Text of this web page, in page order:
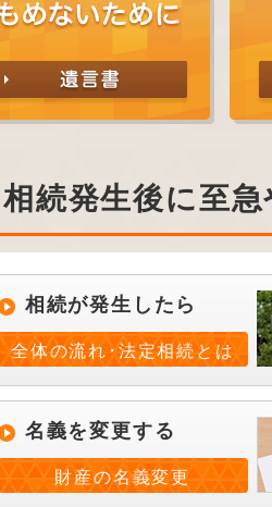
相続発生後に至
相続が発生したら
全体の流れ･法定相続とは
名義を変更する
財産の名義変更